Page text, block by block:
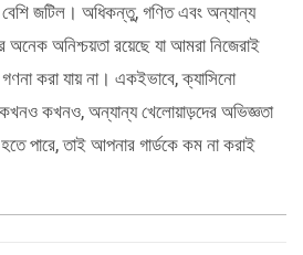
জটিল। অধিকন্তু, গণিত এবং অন্যান্য
অনেক অনিশ্চয়তা রয়েছে যা আমরা নিজেরাই
গণনা করা যায় না। একইভাবে, ক্যাসিনো
কখনও, অন্যান্য খেলোয়াড়দের অভিজ্ঞতা
পারে, তাই আপনার গার্ডকে কম না করাই